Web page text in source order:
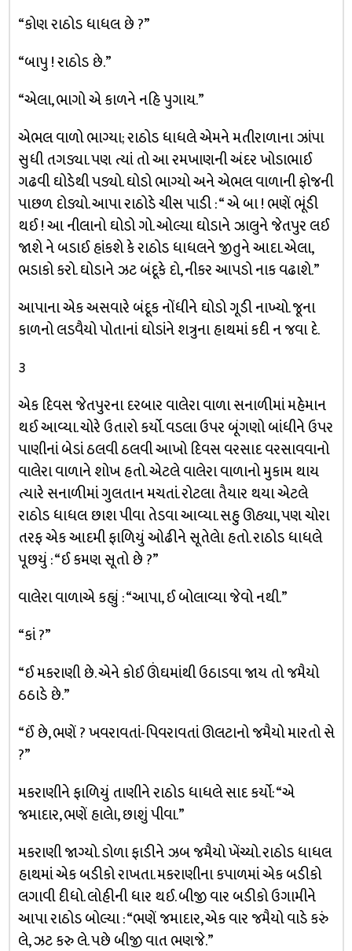
“કોણ રાઠોડ ધાધલ છે ?”
“બાપુ ! રાઠોડ છે.”
“એલા, ભાગો એ કાળને નહિ પુગાય.”
એભલ વાળો ભાગ્યા; રાઠોડ ધાધલે એમને મતીરાળાના ઝાંપા
સુધી તગડ્યા. પણ ત્યાં તો આ રમખાણની અંદર ખોડાભાઈ
ગઢવી ઘોડેથી પડ્યો. ઘોડો ભાગ્યો અને એભલ વાળાની ફોજની
પાછળ દોડ્યો. આપા રાઠોડે ચીસ પાડી : “ એ બા ! ભણેં ભૂંડી
થઈ ! આ નીલાનો ઘોડો ગો. ઓલ્યા ઘોડાને ઝાલુને જેતપુર લઈ
જાશે ને બડાઈ હાંકશે કે રાઠોડ ધાધલને જીતુને આદા. એલા,
ભડાકો કરો. ઘોડાને ઝટ બંદૂકે દો, નીકર આપડો નાક વઢાશે.”
આપાના એક અસવારે બંદૂક નોંધીને ઘોડો ગૂડી નાખ્યો. જૂના
કાળનો લડવૈયો પોતાનાં ઘોડાંને શત્રુના હાથમાં કદી ન જવા દે.
૩
એક દિવસ જેતપુરના દરબાર વાલેરા વાળા સનાળીમાં મહેમાન
થઈ આવ્યા. ચોરે ઉતારો કર્યો. વડલા ઉપર બૂંગણો બાંધીને ઉપર
પાણીનાં બેડાં ઠલવી ઠલવી આખો દિવસ વરસાદ વરસાવવાનો
વાલેરા વાળાને શોખ હતો. એટલે વાલેરા વાળાનો મુકામ થાય
ત્યારે સનાળીમાં ગુલતાન મચતાં. રોટલા તૈયાર થયા એટલે
રાઠોડ ધાધલ છાશ પીવા તેડવા આવ્યા. સહુ ઊઠ્યા, પણ ચોરા
તરફ એક આદમી ફાળિયું ઓઢીને સૂતેલેા હતો. રાઠોડ ધાધલે
પૂછયું : “ઈ કમણ સૂતો છે ?”
વાલેરા વાળાએ કહ્યું : “આપા, ઈ બોલાવ્યા જેવો નથી.”
“કાં ?”
“ઈ મકરાણી છે. એને કોઈ ઊંઘમાંથી ઉઠાડવા જાય તો જમૈયો
ઠઠાડે છે.”
“ઈં છે, ભણેં ? ખવરાવતાં-પિવરાવતાં ઊલટાનો જમૈયો મારતો સે
?”
મકરાણીને ફાળિયું તાણીને રાઠોડ ધાધલે સાદ કર્યો: “એ
જમાદાર, ભણેં હાલેા, છાશું પીવા.”
મકરાણી જાગ્યો. ડોળા ફાડીને ઝબ જમૈયો ખેંચ્યો. રાઠોડ ધાધલ
હાથમાં એક બડીકો રાખતા. મકરાણીના કપાળમાં એક બડીકો
લગાવી દીધો. લોહીની ધાર થઈ. બીજી વાર બડીકો ઉગામીને
આપા રાઠોડ બોલ્યા : “ભણેં જમાદાર, એક વાર જમૈયો વાડે કરું
લે, ઝટ કરુ લે. પછે બીજી વાત ભણજે.”